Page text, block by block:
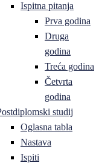
Ispitna pitanja
Prva godina
Druga
godina
Treća godina
Četvrta
godina
studij
Oglasna tabla
Nastava
Ispiti